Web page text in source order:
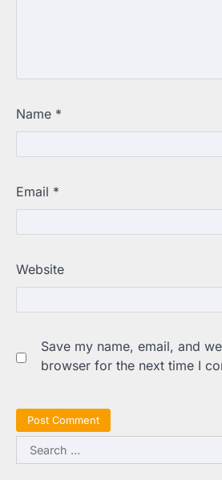
Name *
Email *
Website
Save my name, email, and
browser for the next time I
Search
for: